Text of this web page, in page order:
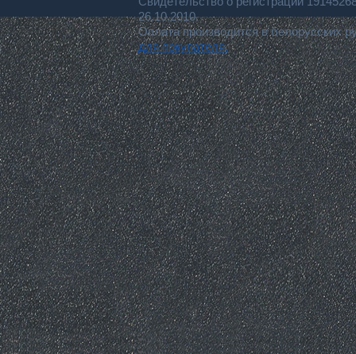
26.10.2010.
Оплата производится в белорусских
для покупателя.